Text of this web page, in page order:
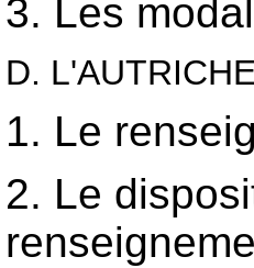
3. Les
D.
1. Le
2. Le